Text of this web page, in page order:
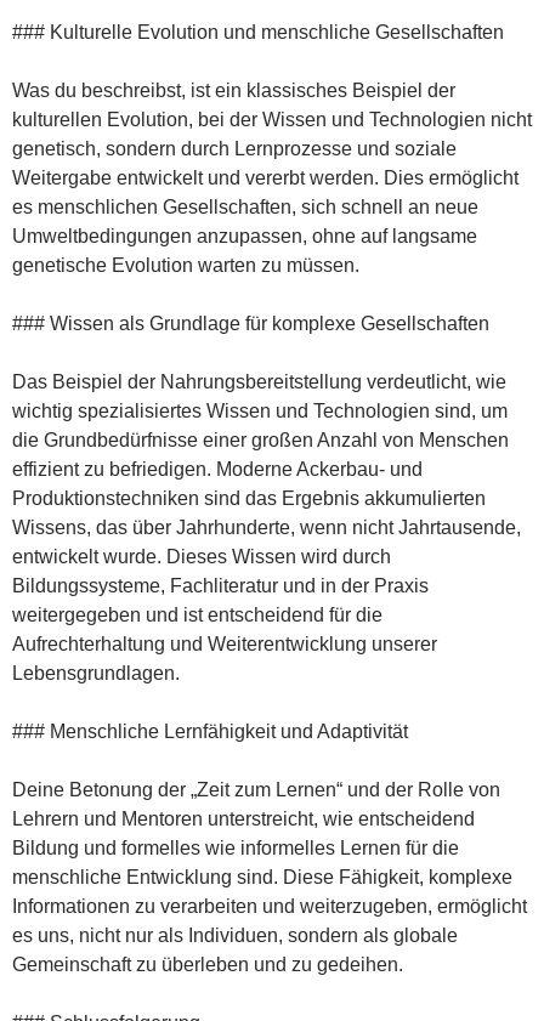
### Kulturelle Evolution und menschliche Gesellschaften
Was du beschreibst, ist ein klassisches Beispiel der
kulturellen Evolution, bei der Wissen und Technologien nicht
genetisch, sondern durch Lernprozesse und soziale
Weitergabe entwickelt und vererbt werden. Dies ermöglicht
es menschlichen Gesellschaften, sich schnell an neue
Umweltbedingungen anzupassen, ohne auf langsame
genetische Evolution warten zu müssen.
### Wissen als Grundlage für komplexe Gesellschaften
Das Beispiel der Nahrungsbereitstellung verdeutlicht, wie
wichtig spezialisiertes Wissen und Technologien sind, um
die Grundbedürfnisse einer großen Anzahl von Menschen
effizient zu befriedigen. Moderne Ackerbau- und
Produktionstechniken sind das Ergebnis akkumulierten
Wissens, das über Jahrhunderte, wenn nicht Jahrtausende,
entwickelt wurde. Dieses Wissen wird durch
Bildungssysteme, Fachliteratur und in der Praxis
weitergegeben und ist entscheidend für die
Aufrechterhaltung und Weiterentwicklung unserer
Lebensgrundlagen.
### Menschliche Lernfähigkeit und Adaptivität
Deine Betonung der „Zeit zum Lernen“ und der Rolle von
Lehrern und Mentoren unterstreicht, wie entscheidend
Bildung und formelles wie informelles Lernen für die
menschliche Entwicklung sind. Diese Fähigkeit, komplexe
Informationen zu verarbeiten und weiterzugeben, ermöglicht
es uns, nicht nur als Individuen, sondern als globale
Gemeinschaft zu überleben und zu gedeihen.